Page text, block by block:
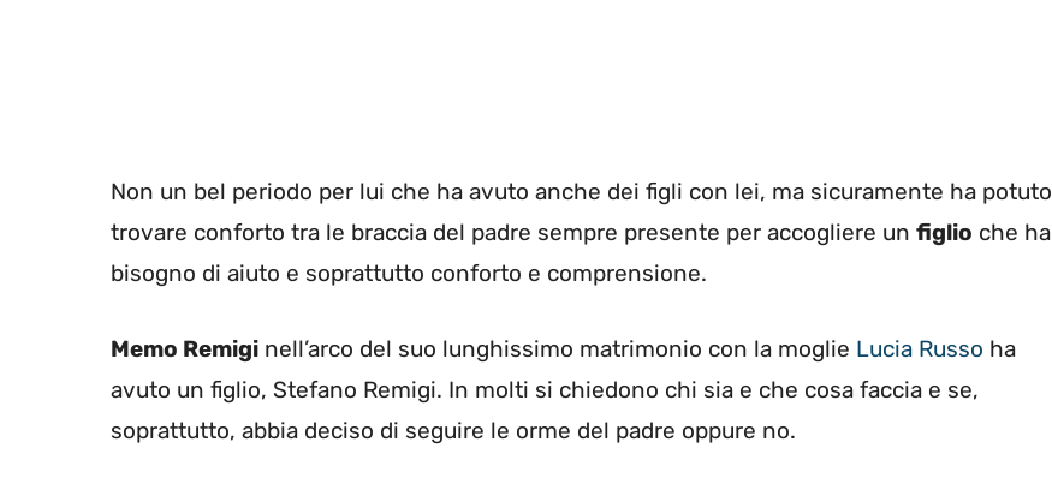
Non un bel periodo per lui che ha avuto anche dei figli con lei, ma sicuramente ha potuto
trovare conforto tra le braccia del padre sempre presente per accogliere un figlio che ha
bisogno di aiuto e soprattutto conforto e comprensione.
Memo Remigi nell’arco del suo lunghissimo matrimonio con la moglie Lucia Russo ha
avuto un figlio, Stefano Remigi. In molti si chiedono chi sia e che cosa faccia e se,
soprattutto, abbia deciso di seguire le orme del padre oppure no.